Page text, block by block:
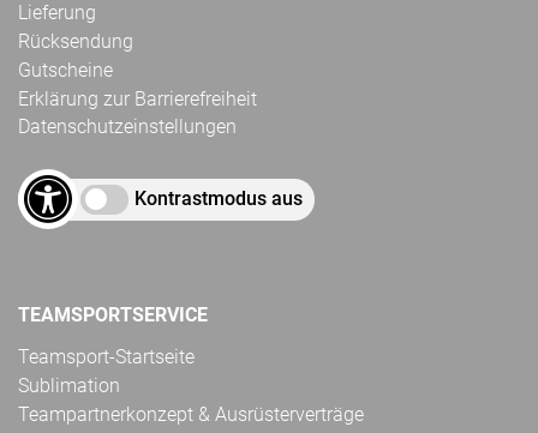
Lieferung
Rücksendung
Gutscheine
Erklärung zur Barrierefreiheit
Datenschutzeinstellungen
Kontrastmodus aus
TEAMSPORTSERVICE
Teamsport-Startseite
Sublimation
Teampartnerkonzept & Ausrüsterverträge